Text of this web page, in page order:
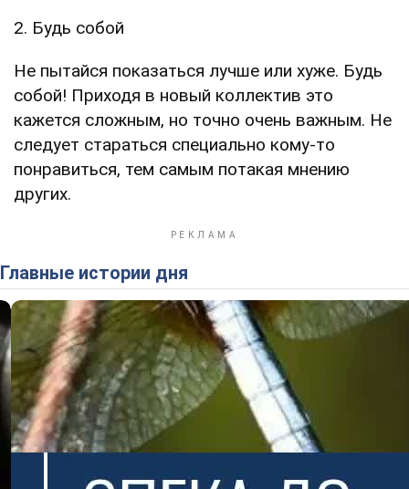
2. Будь собой
Не пытайся показаться лучше или хуже. Будь
собой! Приходя в новый коллектив это
кажется сложным, но точно очень важным. Не
следует стараться специально кому-то
понравиться, тем самым потакая мнению
других.
Главные истории дня